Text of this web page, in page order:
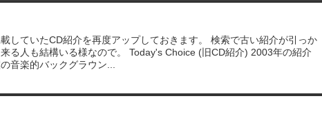
していたCD紹介を再度アップしておきます。 検索で古い紹介が引っか
る人も結構いる様なので。 Today's Choice (旧CD紹介) 2003年の紹介
音楽的バックグラウン...